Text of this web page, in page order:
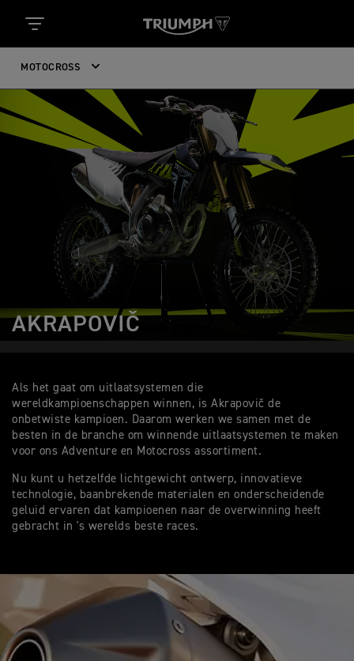
MOTOCROSS
AKRAPOVIČ
Als het gaat om uitlaatsystemen die
wereldkampioenschappen winnen, is Akrapovič de
onbetwiste kampioen. Daarom werken we samen met de
besten in de branche om winnende uitlaatsystemen te maken
voor ons Adventure en Motocross assortiment.
Nu kunt u hetzelfde lichtgewicht ontwerp, innovatieve
technologie, baanbrekende materialen en onderscheidende
geluid ervaren dat kampioenen naar de overwinning heeft
gebracht in 's werelds beste races.